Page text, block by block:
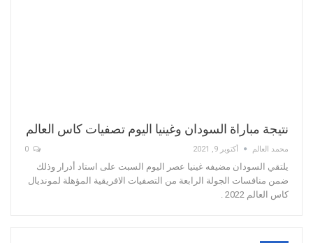
نتيجة مباراة السودان وغينيا اليوم تصفيات كاس العالم
محمد العالم أكتوبر 9, 2021
يلتقي السودان مضيفه غينيا عصر اليوم السبت على استاد أدرار وذلك
ضمن منافسات الجولة الرابعة من التصفيات الافريقية المؤهلة لمونديال
كاس العالم 2022 .